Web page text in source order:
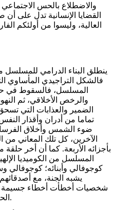
والاضطلاع بالحس الاجتماعي
القضايا الإنسانية تدل على
العالية، وليسوا من أولئكم
ينطلق البناء الدرامي للمسلسل
فالشكل التراجيدي المأساوي
المسلسل، فالسقوط في
والرخص الأخلاقي، ثم
الضمير والعذابات التي
تماما من أدران وأقذار
ضوء الشمس وأخلاق
الآخرين، كل تلك المعاني
بأجزائه الأربعة. كما أن أخر
المسلسل من الكوميديا
كوجوفالي وأبنائه؛
يشبه الجنة، مع
شخصيات أخطأت أخطاء جسيمة
الحياة ثم عادت نقية إنسانية من جديد.